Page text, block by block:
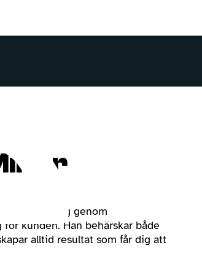
utmärker sig genom
för kunden. Han behärskar både
alltid resultat som får dig att